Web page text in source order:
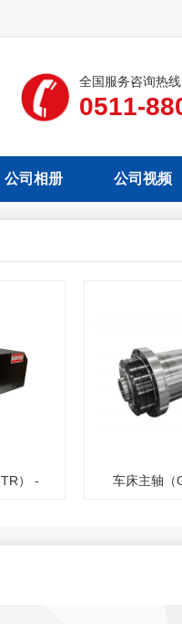
全国服务咨询热
0511-
公司相册 公司视频
车床主轴（GA） - A2-